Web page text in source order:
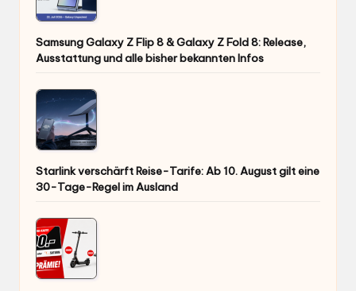
Samsung Galaxy Z Flip 8 & Galaxy Z Fold 8: Release,
Ausstattung und alle bisher bekannten Infos
Starlink verschärft Reise-Tarife: Ab 10. August gilt eine
30-Tage-Regel im Ausland